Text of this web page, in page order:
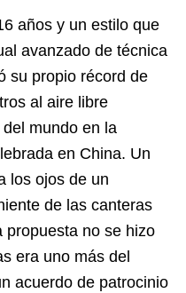
años y un estilo que
avanzado de técnica
su propio récord de
al aire libre
mundo en la
en China. Un
los ojos de un
de las canteras
propuesta no se hizo
era uno más del
acuerdo de patrocinio